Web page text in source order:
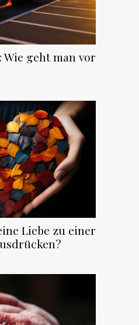
geht man vor
Liebe zu einer